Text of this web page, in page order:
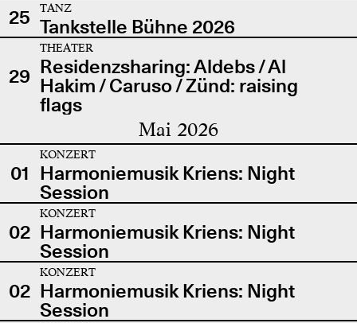
25
TANZ
Tankstelle Bühne 2026
29
THEATER
Residenzsharing: Aldebs / Al
Hakim / Caruso / Zünd: raising
flags
Mai 2026
01
KONZERT
Harmoniemusik Kriens: Night
Session
02
KONZERT
Harmoniemusik Kriens: Night
Session
02
KONZERT
Harmoniemusik Kriens: Night
Session